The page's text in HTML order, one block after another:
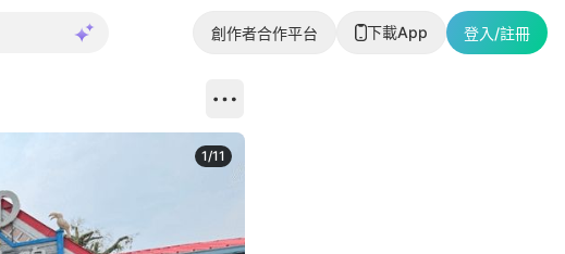
創作者合作平台 下載App 登入/註冊
1/11